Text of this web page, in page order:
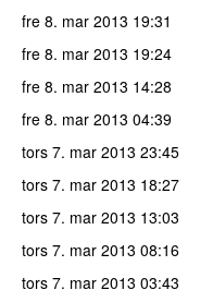
fre 8. mar 2013 19:31
fre 8. mar 2013 19:24
fre 8. mar 2013 14:28
fre 8. mar 2013 04:39
tors 7. mar 2013 23:45
tors 7. mar 2013 18:27
tors 7. mar 2013 13:03
tors 7. mar 2013 08:16
tors 7. mar 2013 03:43